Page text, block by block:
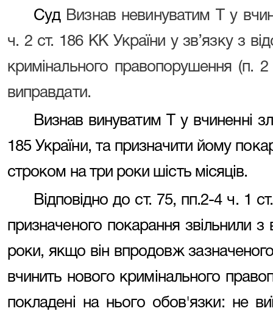
Суд Визнав невинуватим Т у
ч. 2 ст. 186 КК України у зв’язку з
кримінального правопорушення (п.
виправдати.
Визнав винуватим Т у вчиненні
185 України, та призначити йому
строком на три роки шість місяців.
Відповідно до ст. 75, пп.2-4 ч. 1
призначеного покарання звільнили
роки, якщо він впродовж
вчинить нового кримінального
покладені на нього обов'язки: не